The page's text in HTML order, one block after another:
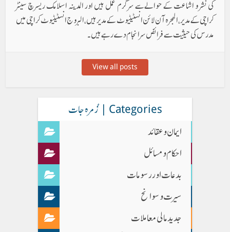
کی نشر و اشاعت کے حوالےسے سرگرم عمل ہیں اور المدینہ اسلامک ریسرچ سینٹر
کراچی کے مدیر ، الھجرہ آن لائن انسٹیٹیوٹ کے مدیر ہیں ، البروج انسٹیٹیوٹ کراچی میں
مدرس کی حیثیت سے فرائض سرانجام دے رہے ہیں۔
View all posts
Categories | زُمرہ جات
ایمان وعقائد
احکام و مسائل
بدعات اور رسومات
سیرت و سوانح
جدید مالی معاملات